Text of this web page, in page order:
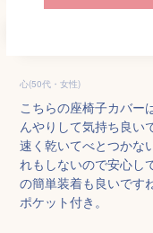
心(50代・女性)
こちらの座椅子カバー
んやりして気持ち良い
速く乾いてべとつかな
れもしないので安心し
の簡単装着も良いです
ポケット付き。